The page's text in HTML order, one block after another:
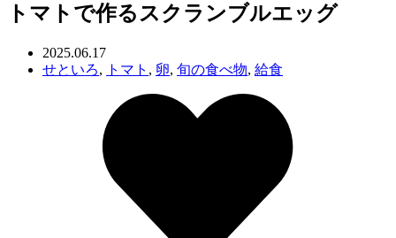
トマトで作るスクランブルエッグ
2025.06.17
せといろ, トマト , 卵, 旬の食べ物, 給食